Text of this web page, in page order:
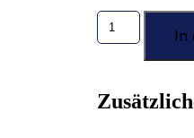
FANFARO
MAX
GL-
In